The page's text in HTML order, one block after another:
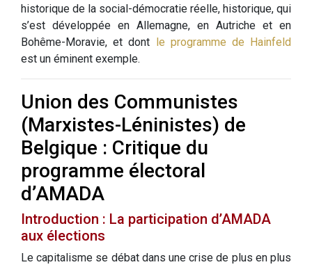
historique de la social-démocratie réelle, historique, qui
s’est développée en Allemagne, en Autriche et en
Bohême-Moravie, et dont
le programme de Hainfeld
est un éminent exemple.
Union des Communistes
(Marxistes-Léninistes) de
Belgique : Critique du
programme électoral
d’AMADA
Introduction : La participation d’AMADA
aux élections
Le capitalisme se débat dans une crise de plus en plus